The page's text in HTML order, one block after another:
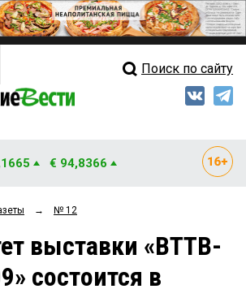
Свежий выпуск
Рейтинги
Блоги
Поиск по сайту
€ 94,8366
→ № 12
выставки «ВТТВ-
состоится в